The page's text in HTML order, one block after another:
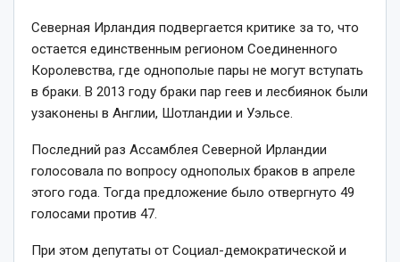
Северная Ирландия подвергается критике за то, что
остается единственным регионом Соединенного
Королевства, где однополые пары не могут вступать
в браки. В 2013 году браки пар геев и лесбиянок были
узаконены в Англии, Шотландии и Уэльсе.
Последний раз Ассамблея Северной Ирландии
голосовала по вопросу однополых браков в апреле
этого года. Тогда предложение было отвергнуто 49
голосами против 47.
При этом депутаты от Социал-демократической и